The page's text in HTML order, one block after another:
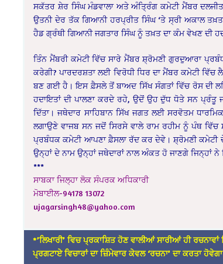
ਸਕੱਤਰ ਸ਼ੇਰ ਸਿੰਘ ਮੰਡਵਾਲਾ ਅਤੇ ਅੰਤ੍ਰਿੰਗ ਕਮੇਟੀ ਮੈਂਬਰ
ਉਤਨੀ ਦੇਰ ਤੱਕ ਗਿਆਨੀ ਹਰਪ੍ਰੀਤ ਸਿੰਘ ‘ਤੇ ਸ੍ਰੀ ਅਕਾਲ
ਹੈਡ ਗ੍ਰੰਥੀ ਗਿਆਨੀ ਜਗਤਾਰ ਸਿੰਘ ਨੂੰ ਤਖ਼ਤ ਦਾ ਕੰਮ ਵੇਖਣ ਦੀ
ਤਿੰਨ ਮੈਂਬਰੀ ਕਮੇਟੀ ਵਿੱਚ ਸਾਰੇ ਮੈਂਬਰ ਸ਼੍ਰੋਮਣੀ ਗੁਰਦੁਆਰਾ
ਕਰੇਗੀ? ਪਾਰਦਰਸ਼ਤਾ ਲਈ ਵਿਰੋਧੀ ਧਿਰ ਦਾ ਮੈਂਬਰ ਕਮੇਟੀ ਵਿੱਚ
ਬਣ ਗਈ ਹੈ। ਇਸ ਫ਼ੈਸਲੇ ਤੋਂ ਬਾਅਦ ਸਿੱਖ ਸੰਗਤਾਂ ਵਿੱਚ ਰੋਸ ਦੀ
ਹਦਾਇਤਾਂ ਦੀ ਪਾਲਣਾ ਕਰਦੇ ਰਹੇ, ਉਦੋਂ ਉਹ ਦੁੱਧ ਧੋਤੇ ਸਨ
ਦਿੱਤਾ। ਜਥੇਦਾਰ ਸਾਹਿਬਾਨ ਸਿੱਖ ਜਗਤ ਲਈ ਸਰਵੋਤਮ
ਲਗਾਉਣੇ ਵਾਜਬ ਸਨ ਜਦੋਂ ਸਿਰਸੇ ਵਾਲੇ ਰਾਮ ਰਹੀਮ ਨੂੰ ਪੰਥ
ਪ੍ਰਬੰਧਕ ਕਮੇਟੀ ਆਪਣਾ ਫ਼ੈਸਲਾ ਰੱਦ ਕਰ ਦੇਵੇ। ਸ਼੍ਰੋਮਣੀ ਕਮੇਟੀ
ਉਨ੍ਹਾਂ ਦੇ ਨਾਮ ਉਨ੍ਹਾਂ ਜਥੇਦਾਰਾਂ ਨਾਲ ਅੰਕਤ ਹੋ ਜਾਣਗੇ ਜਿਨ੍ਹਾਂ ਨੇ
***
ਸਾਬਕਾ ਜਿਲ੍ਹਾ ਲੋਕ ਸੰਪਰਕ ਅਧਿਕਾਰੀ
ਮੋਬਾਈਲ-94178 13072
ujagarsingh48@yahoo.com
*’ਲਿਖਾਰੀ’ ਵਿਚ ਪ੍ਰਕਾਸ਼ਿਤ ਹੋਣ ਵਾਲੀਆਂ ਸਾਰੀਆਂ ਹੀ
ਪ੍ਰਗਟਾਏ ਵਿਚਾਰਾਂ ਦਾ ਜ਼ਿੰਮੇਵਾਰ ਕੇਵਲ ‘ਰਚਨਾ’ ਦਾ ਕਰਤਾ